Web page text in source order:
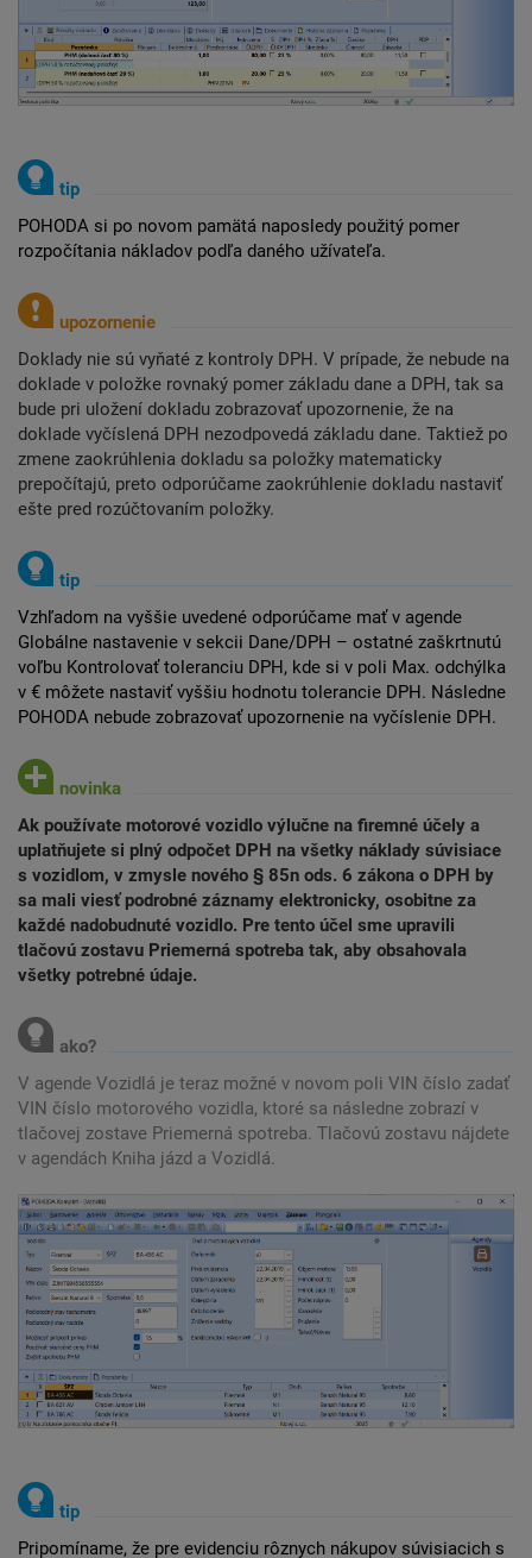
POHODA si po novom pamätá naposledy použitý pomer
rozpočítania nákladov podľa daného užívateľa.
Doklady nie sú vyňaté z kontroly DPH. V prípade, že nebude na
doklade v položke rovnaký pomer základu dane a DPH, tak sa
bude pri uložení dokladu zobrazovať upozornenie, že na
doklade vyčíslená DPH nezodpovedá základu dane. Taktiež po
zmene zaokrúhlenia dokladu sa položky matematicky
prepočítajú, preto odporúčame zaokrúhlenie dokladu nastaviť
ešte pred rozúčtovaním položky.
Vzhľadom na vyššie uvedené odporúčame mať v agende
Globálne nastavenie v sekcii Dane/DPH – ostatné zaškrtnutú
voľbu Kontrolovať toleranciu DPH, kde si v poli Max. odchýlka
v € môžete nastaviť vyššiu hodnotu tolerancie DPH. Následne
POHODA nebude zobrazovať upozornenie na vyčíslenie DPH.
Ak používate motorové vozidlo výlučne na firemné účely a
uplatňujete si plný odpočet DPH na všetky náklady súvisiace
s vozidlom, v zmysle nového § 85n ods. 6 zákona o DPH by
sa mali viesť podrobné záznamy elektronicky, osobitne za
každé nadobudnuté vozidlo. Pre tento účel sme upravili
tlačovú zostavu Priemerná spotreba tak, aby obsahovala
všetky potrebné údaje.
V agende Vozidlá je teraz možné v novom poli VIN číslo zadať
VIN číslo motorového vozidla, ktoré sa následne zobrazí v
tlačovej zostave Priemerná spotreba. Tlačovú zostavu nájdete
v agendách Kniha jázd a Vozidlá.
Pripomíname, že pre evidenciu rôznych nákupov súvisiacich s